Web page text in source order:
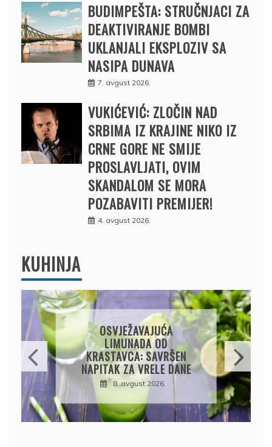
BUDIMPEŠTA: STRUČNJACI ZA
DEAKTIVIRANJE BOMBI
UKLANJALI EKSPLOZIV SA
NASIPA DUNAVA
7. avgust 2026.
VUKIĆEVIĆ: ZLOČIN NAD
SRBIMA IZ KRAJINE NIKO IZ
CRNE GORE NE SMIJE
PROSLAVLJATI, OVIM
SKANDALOM SE MORA
POZABAVITI PREMIJER!
4. avgust 2026.
KUHINJA
KROMPIRUŠA IZLIVAČA:
JEDNOSTAVNA PITA BEZ
KORA, HRSKAVA I
UKUSNA
8. avgust 2026.